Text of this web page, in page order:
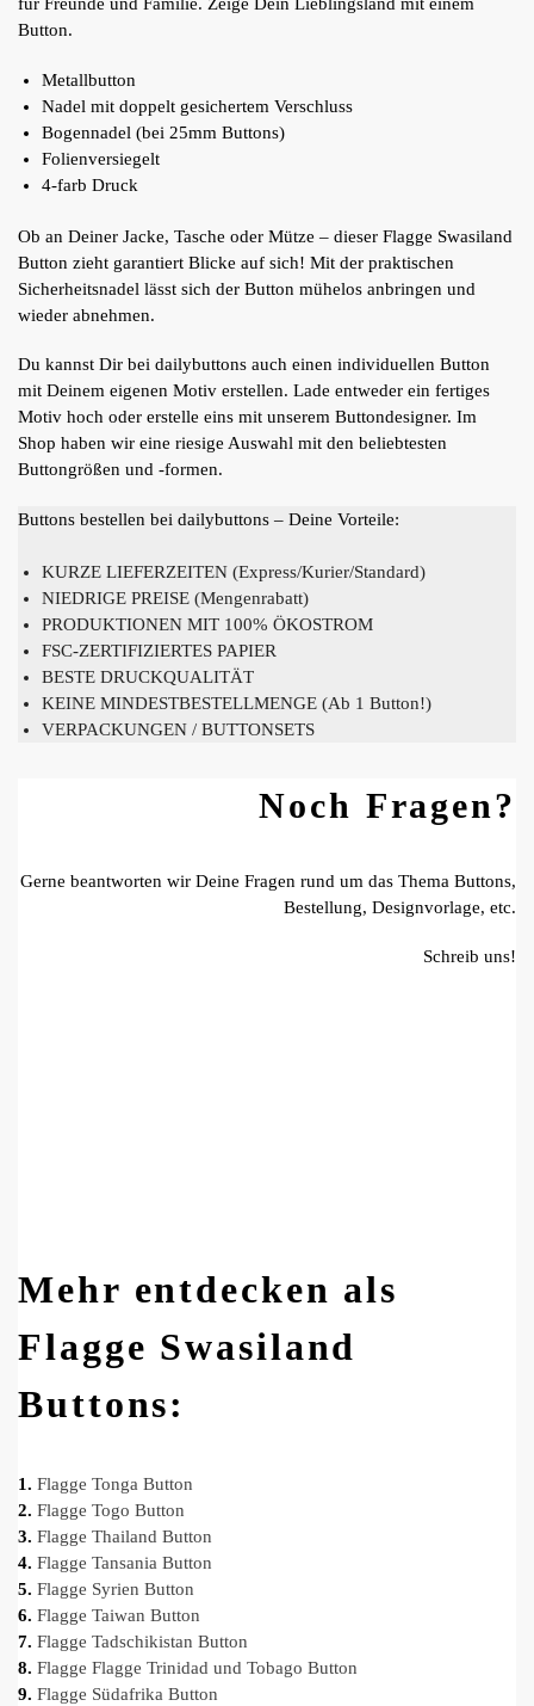
für Freunde und Familie. Zeige Dein Lieblingsland mit einem
Button.
Metallbutton
Nadel mit doppelt gesichertem Verschluss
Bogennadel (bei 25mm Buttons)
Folienversiegelt
4-farb Druck
Ob an Deiner Jacke, Tasche oder Mütze – dieser Flagge Swasiland
Button zieht garantiert Blicke auf sich! Mit der praktischen
Sicherheitsnadel lässt sich der Button mühelos anbringen und
wieder abnehmen.
Du kannst Dir bei dailybuttons auch einen individuellen Button
mit Deinem eigenen Motiv erstellen. Lade entweder ein fertiges
Motiv hoch oder erstelle eins mit unserem Buttondesigner. Im
Shop haben wir eine riesige Auswahl mit den beliebtesten
Buttongrößen und -formen.
Buttons bestellen bei dailybuttons – Deine Vorteile:
KURZE LIEFERZEITEN (Express/Kurier/Standard)
NIEDRIGE PREISE (Mengenrabatt)
PRODUKTIONEN MIT 100% ÖKOSTROM
FSC-ZERTIFIZIERTES PAPIER
BESTE DRUCKQUALITÄT
KEINE MINDESTBESTELLMENGE (Ab 1 Button!)
VERPACKUNGEN / BUTTONSETS
Noch Fragen?
Gerne beantworten wir Deine Fragen rund um das Thema Buttons,
Bestellung, Designvorlage, etc.
Schreib uns!
Mehr entdecken als
Flagge Swasiland
Buttons:
1. Flagge Tonga Button
2. Flagge Togo Button
3. Flagge Thailand Button
4. Flagge Tansania Button
5. Flagge Syrien Button
6. Flagge Taiwan Button
7. Flagge Tadschikistan Button
8. Flagge Flagge Trinidad und Tobago Button
9. Flagge Südafrika Button